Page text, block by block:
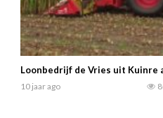
Loonbedrijf de Vries uit Kuinre
10 jaar ago